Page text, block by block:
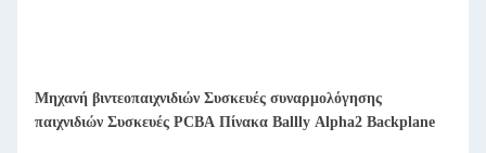
Μηχανή βιντεοπαιχνιδιών Συσκευές συναρμολόγησης
παιχνιδιών Συσκευές PCBA Πίνακα Ballly Alpha2 Backplane